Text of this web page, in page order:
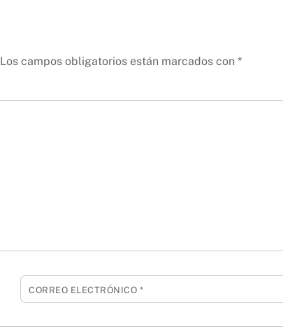
Los campos obligatorios están marcados con *
CORREO ELECTRÓNICO *